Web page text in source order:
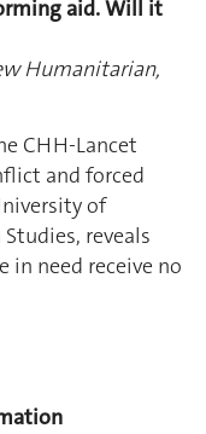
aid. Will it
Humanitarian,
CHH-Lancet
and forced
of
reveals
need receive no